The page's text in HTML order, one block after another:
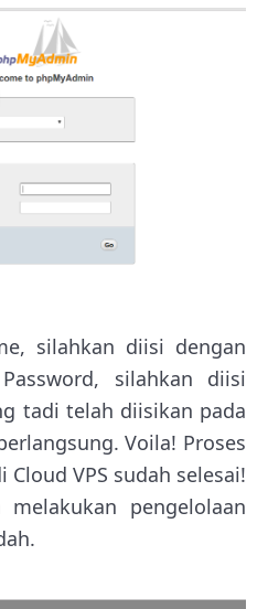
silahkan diisi dengan
silahkan diisi
tadi telah diisikan pada
Voila! Proses
VPS sudah selesai!
pengelolaan